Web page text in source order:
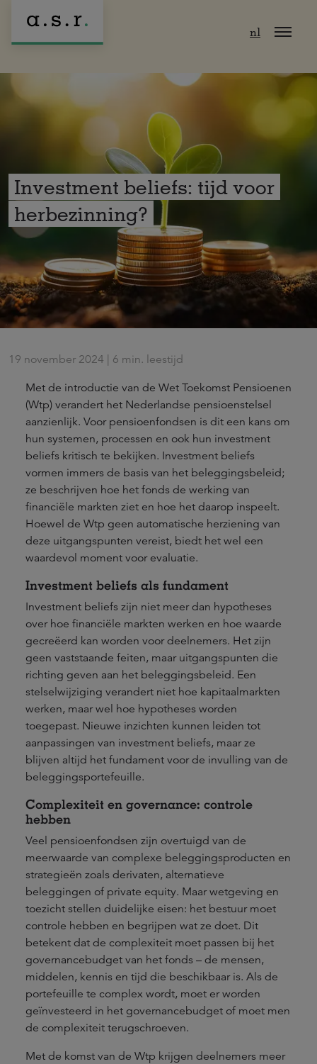
nl
Investment beliefs: tijd voor
herbezinning?
19 november 2024 | 6 min. leestijd
Met de introductie van de Wet Toekomst Pensioenen
(Wtp) verandert het Nederlandse pensioenstelsel
aanzienlijk. Voor pensioenfondsen is dit een kans om
hun systemen, processen en ook hun investment
beliefs kritisch te bekijken. Investment beliefs
vormen immers de basis van het beleggingsbeleid;
ze beschrijven hoe het fonds de werking van
financiële markten ziet en hoe het daarop inspeelt.
Hoewel de Wtp geen automatische herziening van
deze uitgangspunten vereist, biedt het wel een
waardevol moment voor evaluatie.
Investment beliefs als fundament
Investment beliefs zijn niet meer dan hypotheses
over hoe financiële markten werken en hoe waarde
gecreëerd kan worden voor deelnemers. Het zijn
geen vaststaande feiten, maar uitgangspunten die
richting geven aan het beleggingsbeleid. Een
stelselwijziging verandert niet hoe kapitaalmarkten
werken, maar wel hoe hypotheses worden
toegepast. Nieuwe inzichten kunnen leiden tot
aanpassingen van investment beliefs, maar ze
blijven altijd het fundament voor de invulling van de
beleggingsportefeuille.
Complexiteit en governance: controle
hebben
Veel pensioenfondsen zijn overtuigd van de
meerwaarde van complexe beleggingsproducten en
strategieën zoals derivaten, alternatieve
beleggingen of private equity. Maar wetgeving en
toezicht stellen duidelijke eisen: het bestuur moet
controle hebben en begrijpen wat ze doet. Dit
betekent dat de complexiteit moet passen bij het
governancebudget van het fonds – de mensen,
middelen, kennis en tijd die beschikbaar is. Als de
portefeuille te complex wordt, moet er worden
geïnvesteerd in het governancebudget of moet men
de complexiteit terugschroeven.
Met de komst van de Wtp krijgen deelnemers meer